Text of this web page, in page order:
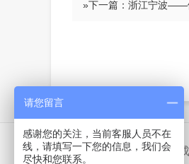
»下一篇： 浙江宁波——
产品中心
请您留言
感谢您的关注，当前客服人员不在
线，请填写一下您的信息，我们会
尽快和您联系。